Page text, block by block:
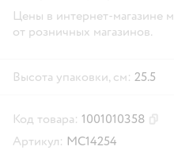
Цены в интернет-магазине
от розничных магазинов.
Высота упаковки, см: 25.5
Код товара: 1001010358
Артикул: МС14254